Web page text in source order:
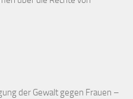
der Gewalt gegen Frauen –